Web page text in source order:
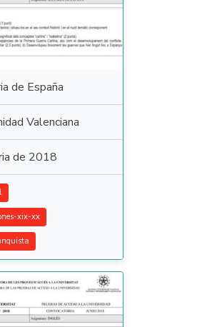
de España
Valenciana
de 2018
xix-xx